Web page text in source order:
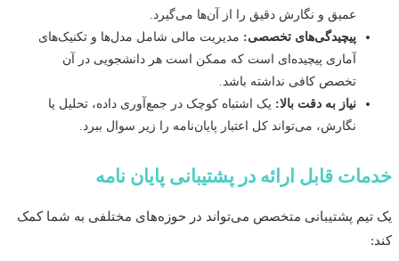
عمیق و نگارش دقیق را از آن‌ها می‌گیرد.
پیچیدگی‌های تخصصی:مدیریت مالی شامل مدل‌ها و تکنیک‌های
آماری پیچیده‌ای است که ممکن است هر دانشجویی در آن
تخصص کافی نداشته باشد.
نیاز به دقت بالا:یک اشتباه کوچک در جمع‌آوری داده، تحلیل یا
نگارش، می‌تواند کل اعتبار پایان‌نامه را زیر سوال ببرد.
قابل ارائه در پشتیبانی پایان نامه
پشتیبانی متخصص می‌تواند در حوزه‌های مختلفی به شما کمک